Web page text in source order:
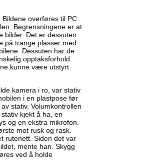
overføres til PC
Begrensningene er at
bilder. Det er dessuten
på trange plasser med
Dessuten har de
opptaksforhold.
kunne være utstyrt
kamera i ro, var stativ
i en plastpose før
stativ. Volumkontrollen
kjekt å ha, en
og en ekstra mikrofon.
mot rusk og rask.
rutenett. Siden det var
mente han. Skygg
ved å holde